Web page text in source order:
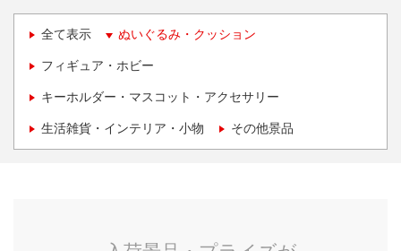
全て表示 ぬいぐるみ・クッション
フィギュア・ホビー
キーホルダー・マスコット・アクセサリー
生活雑貨・インテリア・小物 その他景品